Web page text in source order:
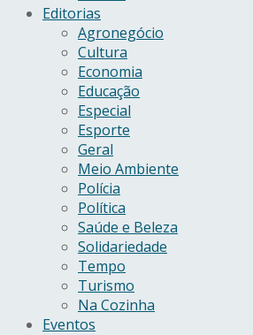
Editorias
Agronegócio
Cultura
Economia
Educação
Especial
Esporte
Geral
Meio Ambiente
Polícia
Política
Saúde e Beleza
Solidariedade
Tempo
Turismo
Na Cozinha
Eventos